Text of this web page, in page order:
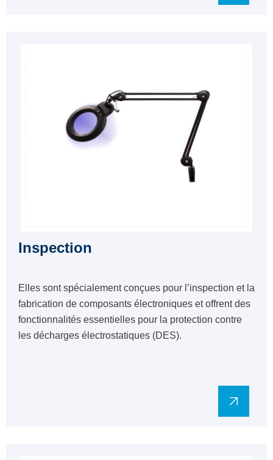
Inspection
Elles sont spécialement conçues pour l’inspection et la
fabrication de composants électroniques et offrent des
fonctionnalités essentielles pour la protection contre
les décharges électrostatiques (DES).